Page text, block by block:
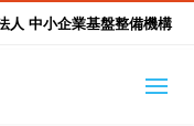
人 中小企業基盤整備機構
は